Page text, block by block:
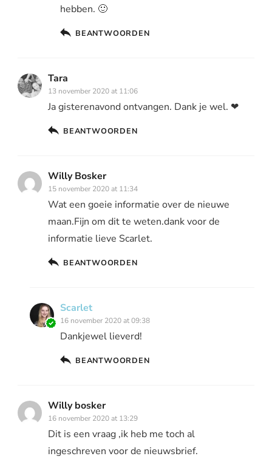
hebben. 🙂
BEANTWOORDEN
Tara
13 november 2020 at 11:06
Ja gisterenavond ontvangen. Dank je wel. ❤
BEANTWOORDEN
Willy Bosker
15 november 2020 at 11:34
Wat een goeie informatie over de nieuwe
maan.Fijn om dit te weten.dank voor de
informatie lieve Scarlet.
BEANTWOORDEN
Scarlet
16 november 2020 at 09:38
Dankjewel lieverd!
BEANTWOORDEN
Willy bosker
16 november 2020 at 13:29
Dit is een vraag ,ik heb me toch al
ingeschreven voor de nieuwsbrief.